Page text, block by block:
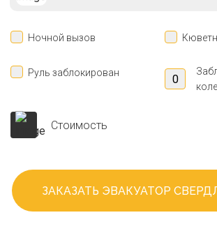
Ночной вызов
Руль заблокирован
Стоимость
ЗАКАЗАТЬ ЭВАКУАТОР